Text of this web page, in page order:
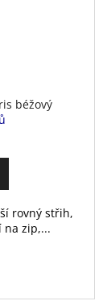
béžový
rovný střih,
na zip,...